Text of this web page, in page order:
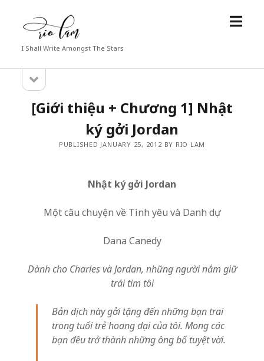
Rio
Lam
I Shall Write Amongst The Stars
open
Sidebarsidebar
[Giới thiệu + Chương 1] Nhật
ký gởi Jordan
PUBLISHED JANUARY 25, 2012 BY RIO LAM
Nhật ký gởi Jordan
Một câu chuyện về Tình yêu và Danh dự
Dana Canedy
Dành cho Charles và Jordan, những người nắm giữ
trái tim tôi
Bản dịch này gởi tặng đến những bạn trai
trong tuổi trẻ hoang dại của tôi.Mong các
bạn đều trở thành những ông bố tuyệt vời.